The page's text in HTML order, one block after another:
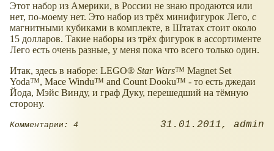
Этот набор из Америки, в России не знаю продаются или
нет, по-моему нет. Это набор из трёх минифигурок Лего, с
магнитными кубиками в комплекте, в Штатах стоит около
15 долларов. Такие наборы из трёх фигурок в ассортименте
Лего есть очень разные, у меня пока что всего только один.
Итак, здесь в наборе: LEGO® Star Wars™ Magnet Set
Yoda™, Mace Windu™ and Count Dooku™ - то есть джедаи
Йода, Мэйс Винду, и граф Дуку, перешедший на тёмную
сторону.
Комментарии: 4 31.01.2011 admin